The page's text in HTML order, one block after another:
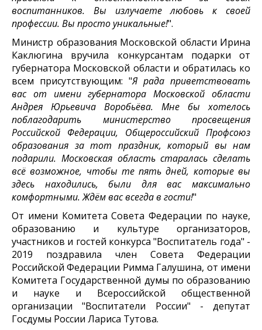
воспитанников. Вы излучаете любовь к своей
профессии. Вы просто уникальные!".
Министр образования Московской области Ирина
Каклюгина вручила конкурсантам подарки от
губернатора Московской области и обратилась ко
всем присутствующим: "Я рада приветствовать
вас от имени губернатора Московской области
Андрея Юрьевича Воробьёва. Мне бы хотелось
поблагодарить министерство просвещения
Российской Федерации, Общероссийский Профсоюз
образования за тот праздник, который вы нам
подарили. Московская область старалась сделать
всё возможное, чтобы те пять дней, которые вы
здесь находились, были для вас максимально
комфортными. Ждём вас всегда в гости!"
От имени Комитета Совета Федерации по науке,
образованию и культуре организаторов,
участников и гостей конкурса "Воспитатель года" -
2019 поздравила член Совета Федерации
Российской Федерации Римма Галушина, от имени
Комитета Государственной думы по образованию
и науке и Всероссийской общественной
организации "Воспитатели России" - депутат
Госдумы России Лариса Тутова.